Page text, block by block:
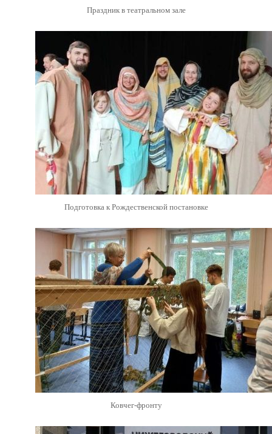
Праздник в театральном зале
Подготовка к Рождественской постановке
Ковчег-фронту